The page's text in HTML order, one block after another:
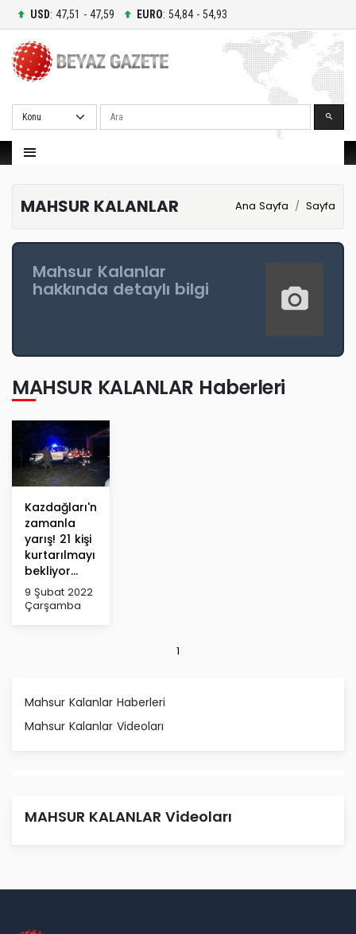
USD: 47,51 - 47,59 EURO: 54,84 - 54,93
Ara
MAHSUR KALANLAR Ana Sayfa Sayfa
Mahsur Kalanlar
hakkında detaylı bilgi
MAHSUR KALANLAR Haberleri
Kazdağları'nda
zamanla
yarış! 21 kişi
kurtarılmayı
bekliyor...
9 Şubat 2022
Çarşamba
1
Mahsur Kalanlar Haberleri
Mahsur Kalanlar Videoları
MAHSUR KALANLAR Videoları